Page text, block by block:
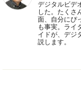
デジタルビデ
した。たくさ
面、自分にぴ
も事実。ライ
イドが、デジ
説します。